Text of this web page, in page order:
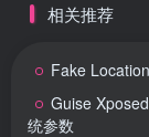
相关推荐
Fake
Guise
统参数